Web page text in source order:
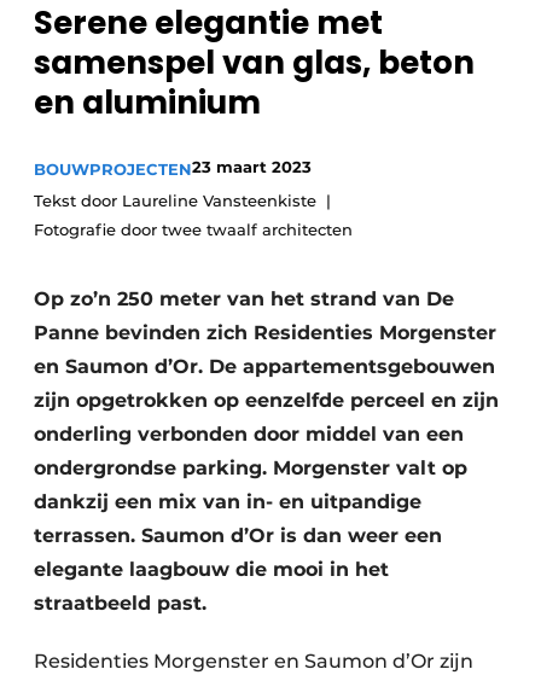
Podcasts
Vacature aanmelden
Vacatures
Aanmelden
Bedrijven
Bedrijven
Contact
Akoestiek
Brandveiligheid
BIM
Evenementen
Dak & Gevel
Houtbouw
HVAC
Serene elegantie met
samenspel van glas, beton
en aluminium
BOUWPROJECTEN23 maart 2023
Tekst door Laureline Vansteenkiste
Fotografie door twee twaalf architecten
Op zo’n 250 meter van het strand van De
Panne bevinden zich Residenties Morgenster
en Saumon d’Or. De appartementsgebouwen
zijn opgetrokken op eenzelfde perceel en zijn
onderling verbonden door middel van een
ondergrondse parking. Morgenster valt op
dankzij een mix van in- en uitpandige
terrassen. Saumon d’Or is dan weer een
elegante laagbouw die mooi in het
straatbeeld past.
Residenties Morgenster en Saumon d’Or zijn